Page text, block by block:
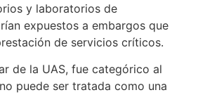
y laboratorios de
expuestos a embargos que
de servicios críticos.
de la UAS, fue categórico al
puede ser tratada como una